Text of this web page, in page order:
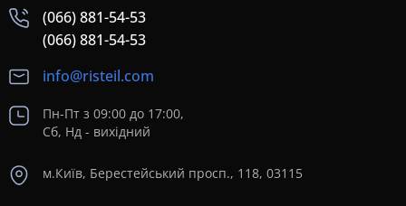
(066) 881-54-53
(066) 881-54-53
info@risteil.com
Пн-Пт з 09:00 до 17:00,
Сб, Нд - вихідний
м.Київ, Берестейський просп., 118, 03115